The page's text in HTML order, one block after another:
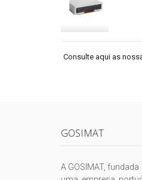
Consulte aqui as
GOSIMAT
A GOSIMAT,